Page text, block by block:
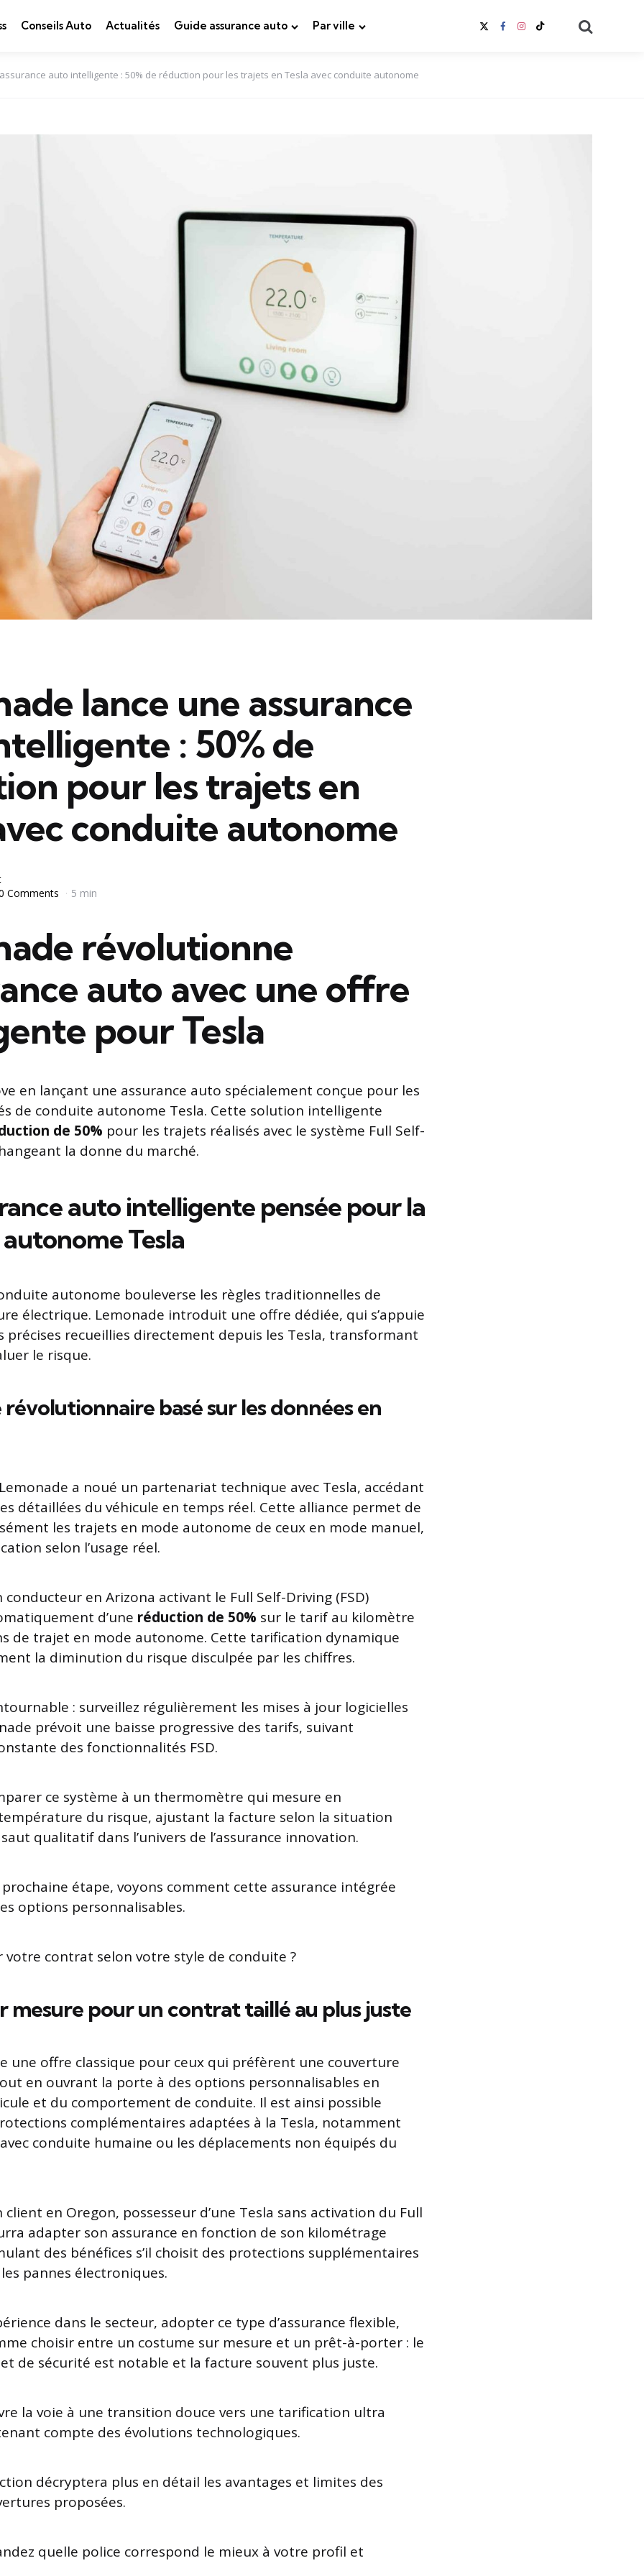
Conseils Auto Actualités Guide assurance auto Par ville
auto intelligente : 50% de réduction pour les trajets en Tesla avec conduite autonome
lance une assurance
: 50% de
pour les trajets en
conduite autonome
Comments 5 min
révolutionne
auto avec une offre
pour Tesla
en lançant une assurance auto spécialement conçue pour les
de conduite autonome Tesla. Cette solution intelligente
de 50% pour les trajets réalisés avec le système Full Self-
la donne du marché.
auto intelligente pensée pour la
Tesla
autonome bouleverse les règles traditionnelles de
électrique. Lemonade introduit une offre dédiée, qui s’appuie
précises recueillies directement depuis les Tesla, transformant
le risque.
basé sur les données en
a noué un partenariat technique avec Tesla, accédant
détaillées du véhicule en temps réel. Cette alliance permet de
les trajets en mode autonome de ceux en mode manuel,
selon l’usage réel.
conducteur en Arizona activant le Full Self-Driving (FSD)
d’une réduction de 50% sur le tarif au kilomètre
de trajet en mode autonome. Cette tarification dynamique
la diminution du risque disculpée par les chiffres.
: surveillez régulièrement les mises à jour logicielles
prévoit une baisse progressive des tarifs, suivant
des fonctionnalités FSD.
ce système à un thermomètre qui mesure en
du risque, ajustant la facture selon la situation
saut qualitatif dans l’univers de l’assurance innovation.
étape, voyons comment cette assurance intégrée
options personnalisables.
votre contrat selon votre style de conduite ?
mesure pour un contrat taillé au plus juste
une offre classique pour ceux qui préfèrent une couverture
en ouvrant la porte à des options personnalisables en
et du comportement de conduite. Il est ainsi possible
complémentaires adaptées à la Tesla, notamment
conduite humaine ou les déplacements non équipés du
client en Oregon, possesseur d’une Tesla sans activation du Full
adapter son assurance en fonction de son kilométrage
des bénéfices s’il choisit des protections supplémentaires
pannes électroniques.
dans le secteur, adopter ce type d’assurance flexible,
choisir entre un costume sur mesure et un prêt-à-porter : le
de sécurité est notable et la facture souvent plus juste.
la voie à une transition douce vers une tarification ultra
compte des évolutions technologiques.
décryptera plus en détail les avantages et limites des
proposées.
quelle police correspond le mieux à votre profil et